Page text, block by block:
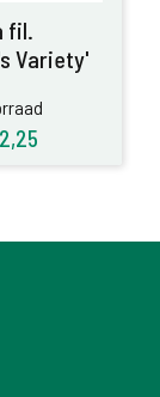
fil.
Variety'